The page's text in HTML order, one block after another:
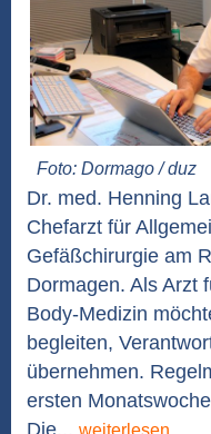
Foto: Dormago / duz
Dr. med. Henning
Chefarzt für
Gefäßchirurgie am
Dormagen. Als Arzt
Body-Medizin
begleiten,
übernehmen.
ersten